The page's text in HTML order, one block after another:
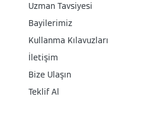
Uzman Tavsiyesi
Bayilerimiz
Kullanma Kılavuzları
İletişim
Bize Ulaşın
Teklif Al